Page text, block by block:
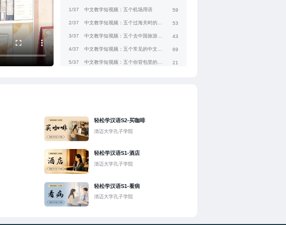
1/37 中文教学短视频：五个机场用语 59
2/37 53
3/37 43
4/37 69
5/37 21
10/37
11/37 中文教学短视频：五个重庆话中的词
12/37 中文教学短视频：中国的咖啡店
13/37 中文教学短视频：吃的
15/37
16/37 中文教学短视频：酸甜苦辣咸
轻松学汉语S2-买咖啡
清迈大学孔子学院
轻松学汉语S1-酒店
清迈大学孔子学院
轻松学汉语S1-看病
清迈大学孔子学院